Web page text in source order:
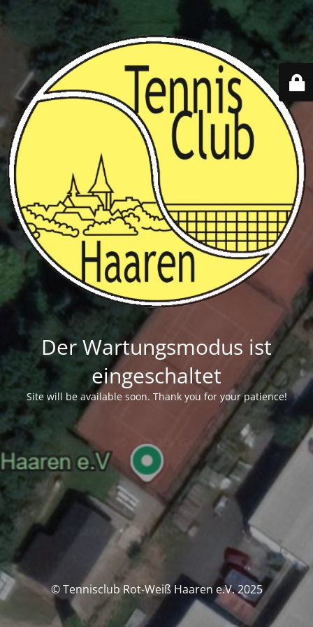
Der Wartungsmodus ist
eingeschaltet
Site will be available soon. Thank you for your patience!
© Tennisclub Rot-Weiß Haaren e.V. 2025